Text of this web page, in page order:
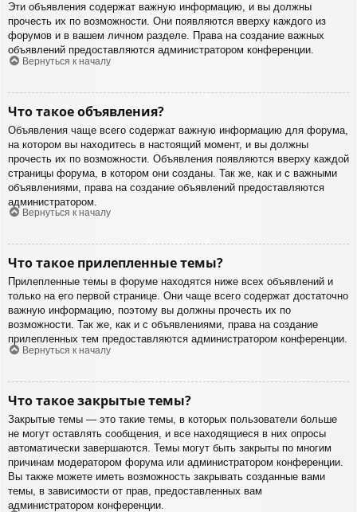
Эти объявления содержат важную информацию, и вы должны
прочесть их по возможности. Они появляются вверху каждого из
форумов и в вашем личном разделе. Права на создание важных
объявлений предоставляются администратором конференции.
Вернуться к началу
Что такое объявления?
Объявления чаще всего содержат важную информацию для форума,
на котором вы находитесь в настоящий момент, и вы должны
прочесть их по возможности. Объявления появляются вверху каждой
страницы форума, в котором они созданы. Так же, как и с важными
объявлениями, права на создание объявлений предоставляются
администратором.
Вернуться к началу
Что такое прилепленные темы?
Прилепленные темы в форуме находятся ниже всех объявлений и
только на его первой странице. Они чаще всего содержат достаточно
важную информацию, поэтому вы должны прочесть их по
возможности. Так же, как и с объявлениями, права на создание
прилепленных тем предоставляются администратором конференции.
Вернуться к началу
Что такое закрытые темы?
Закрытые темы — это такие темы, в которых пользователи больше
не могут оставлять сообщения, и все находящиеся в них опросы
автоматически завершаются. Темы могут быть закрыты по многим
причинам модератором форума или администратором конференции.
Вы также можете иметь возможность закрывать созданные вами
темы, в зависимости от прав, предоставленных вам
администратором конференции.